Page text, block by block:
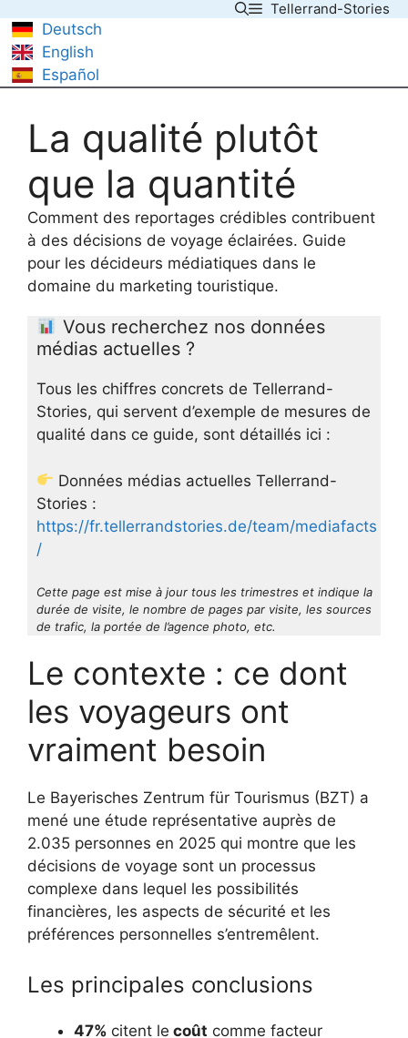
to
content
Tellerrand-Stories
Deutsch
English
Español
La qualité plutôt
que la quantité
Comment des reportages crédibles contribuent
à des décisions de voyage éclairées. Guide
pour les décideurs médiatiques dans le
domaine du marketing touristique.
Vous recherchez nos données
médias actuelles ?
Tous les chiffres concrets de Tellerrand-
Stories, qui servent d’exemple de mesures de
qualité dans ce guide, sont détaillés ici :
Données médias actuelles Tellerrand-
Stories :
https://fr.tellerrandstories.de/team/mediafacts
/
Cette page est mise à jour tous les trimestres et indique la
durée de visite, le nombre de pages par visite, les sources
de trafic, la portée de l’agence photo, etc.
Le contexte : ce dont
les voyageurs ont
vraiment besoin
Le Bayerisches Zentrum für Tourismus (BZT) a
mené une étude représentative auprès de
2.035 personnes en 2025 qui montre que les
décisions de voyage sont un processus
complexe dans lequel les possibilités
financières, les aspects de sécurité et les
préférences personnelles s’entremêlent.
Les principales conclusions
47% citent le coût comme facteur